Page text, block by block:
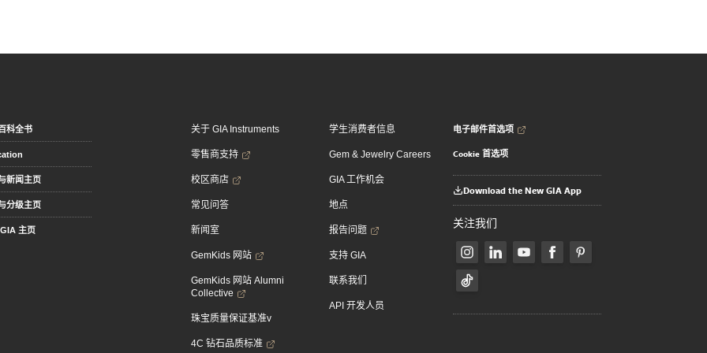
科全书
新闻主页
分级主页
主页
关于 GIA Instruments
零售商支持
校区商店
常见问答
新闻室
GemKids 网站
GemKids 网站 Alumni
Collective
珠宝质量保证基准v
4C 钻石品质标准
学生消费者信息
Gem & Jewelry Careers
GIA 工作机会
地点
报告问题
支持 GIA
联系我们
API 开发人员
电子邮件首选项
Cookie 首选项
Download the New GIA App
关注我们